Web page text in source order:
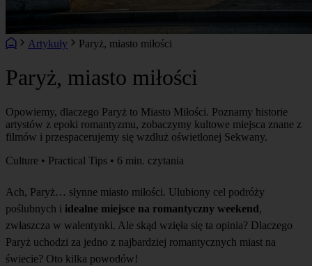
Artykuły Paryż, miasto miłości
Paryż, miasto miłości
Opowiemy, dlaczego Paryż to Miasto Miłości. Poznamy historie
artystów z epoki romantyzmu, zobaczymy kultowe miejsca znane z
filmów i przespacerujemy się wzdłuż oświetlonej Sekwany.
Culture • Practical Tips • 6 min. czytania
Ach, Paryż… słynne miasto miłości. Ulubiony cel podróży
poślubnych i idealne miejsce na romantyczny weekend,
zwłaszcza w walentynki. Ale skąd wzięła się ta opinia? Dlaczego
Paryż uchodzi za jedno z najbardziej romantycznych miast na
świecie? Oto kilka powodów!